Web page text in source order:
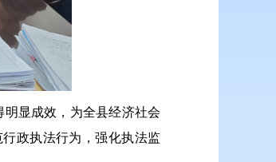
显成效，为全县经济社会
政执法行为，强化执法监